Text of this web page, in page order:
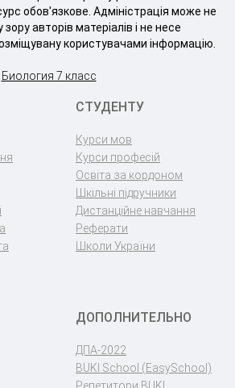
обов'язкове. Адміністрація може не
авторів матеріалів і не несе
користувачами інформацію.
Биология 7 класс
СТУДЕНТУ
Курси мов
Курси професій
Освіта за кордоном
Шкільні підручники
Дистанційне навчання
Реферати
Школи України
ДОПОЛНИТЕЛЬНО
ДПА-2022
BUKI School (EasySchool)
Репетитори BUKI